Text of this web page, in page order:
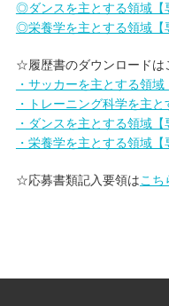
◎ダンスを主とする領域【
◎栄養学を主とする領域【
☆履歴書のダウンロードは
・サッカーを主とする領域
・トレーニング科学を主と
・ダンスを主とする領域【
・栄養学を主とする領域【
☆応募書類記入要領はこち